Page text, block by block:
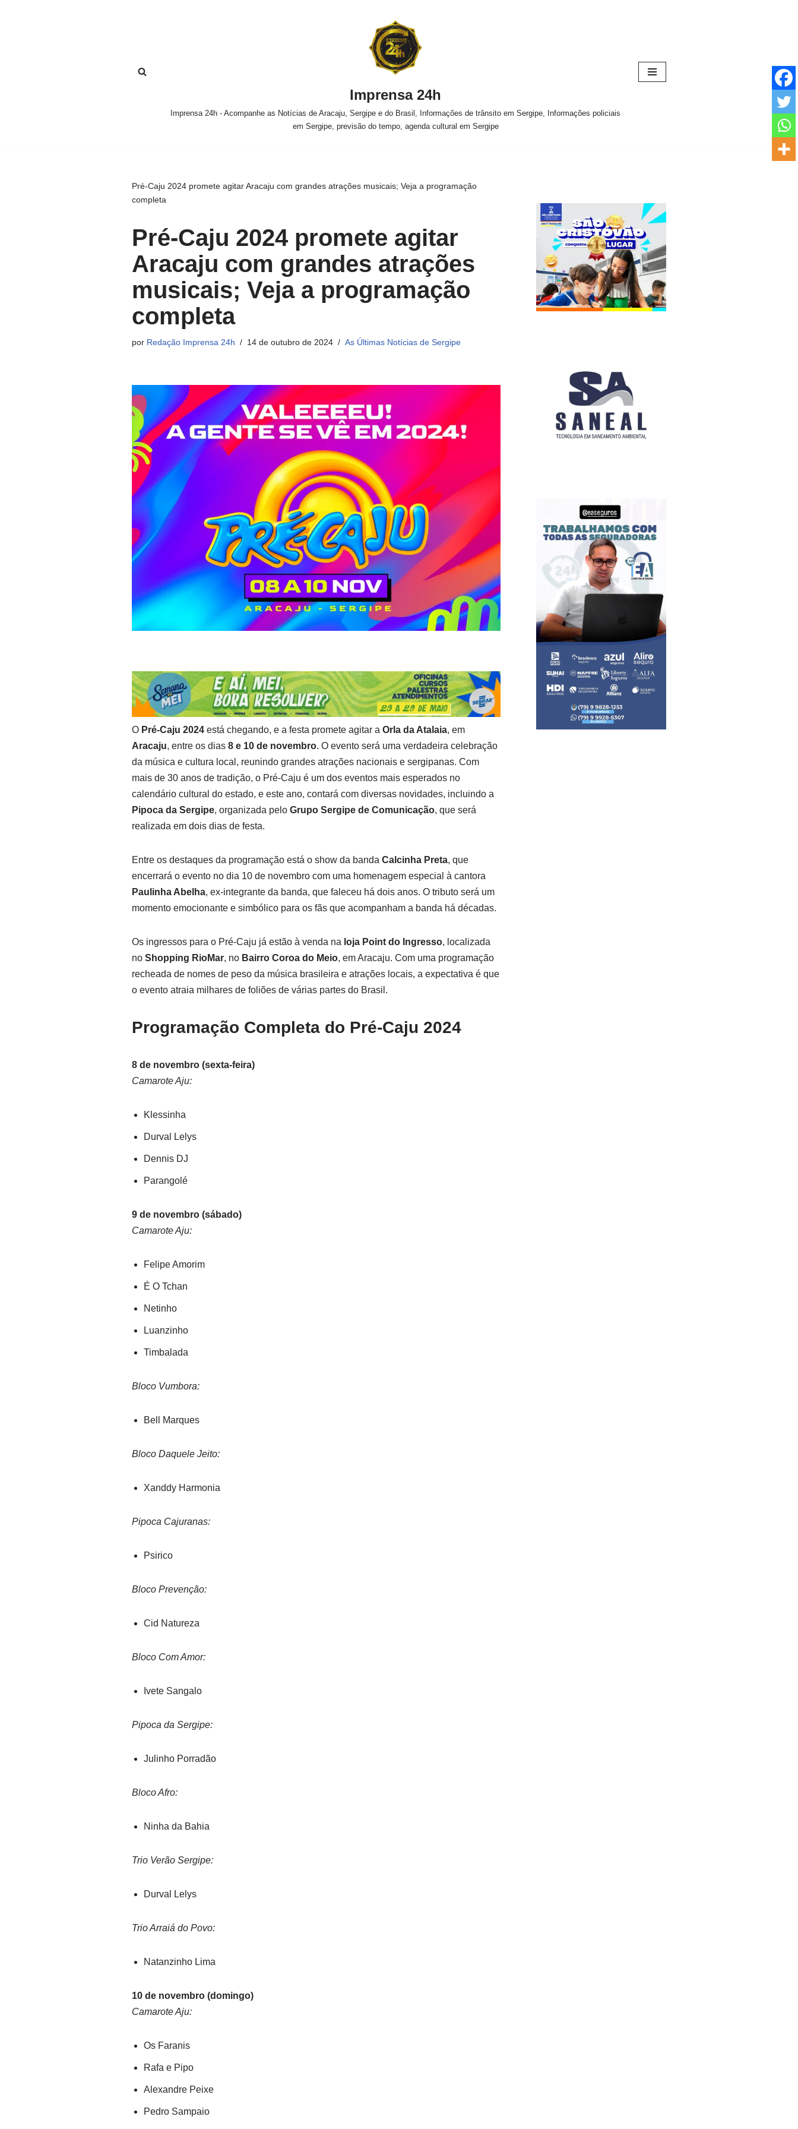
Imprensa 24h
Imprensa 24h - Acompanhe as Notícias de Aracaju, Sergipe e do Brasil, Informações de trânsito em Sergipe, Informações policiais
em Sergipe, previsão do tempo, agenda cultural em Sergipe
Pré-Caju 2024 promete agitar Aracaju com grandes atrações musicais; Veja a programação
completa
Pré-Caju 2024 promete agitar
Aracaju com grandes atrações
musicais; Veja a programação
completa
por Redação Imprensa 24h 14 de outubro de 2024 As Últimas Notícias de Sergipe
O Pré-Caju 2024 está chegando, e a festa promete agitar a Orla da Atalaia, em
Aracaju, entre os dias 8 e 10 de novembro. O evento será uma verdadeira celebração
da música e cultura local, reunindo grandes atrações nacionais e sergipanas. Com
mais de 30 anos de tradição, o Pré-Caju é um dos eventos mais esperados no
calendário cultural do estado, e este ano, contará com diversas novidades, incluindo a
Pipoca da Sergipe, organizada pelo Grupo Sergipe de Comunicação, que será
realizada em dois dias de festa.
Entre os destaques da programação está o show da banda Calcinha Preta, que
encerrará o evento no dia 10 de novembro com uma homenagem especial à cantora
Paulinha Abelha, ex-integrante da banda, que faleceu há dois anos. O tributo será um
momento emocionante e simbólico para os fãs que acompanham a banda há décadas.
Os ingressos para o Pré-Caju já estão à venda na loja Point do Ingresso, localizada
no Shopping RioMar, no Bairro Coroa do Meio, em Aracaju. Com uma programação
recheada de nomes de peso da música brasileira e atrações locais, a expectativa é que
o evento atraia milhares de foliões de várias partes do Brasil.
Programação Completa do Pré-Caju 2024
8 de novembro (sexta-feira)
Camarote Aju:
Klessinha
Durval Lelys
Dennis DJ
Parangolé
9 de novembro (sábado)
Camarote Aju:
Felipe Amorim
É O Tchan
Netinho
Luanzinho
Timbalada
Bloco Vumbora:
Bell Marques
Bloco Daquele Jeito:
Xanddy Harmonia
Pipoca Cajuranas:
Psirico
Bloco Prevenção:
Cid Natureza
Bloco Com Amor:
Ivete Sangalo
Pipoca da Sergipe:
Julinho Porradão
Bloco Afro:
Ninha da Bahia
Trio Verão Sergipe:
Durval Lelys
Trio Arraiá do Povo:
Natanzinho Lima
10 de novembro (domingo)
Camarote Aju:
Os Faranis
Rafa e Pipo
Alexandre Peixe
Pedro Sampaio